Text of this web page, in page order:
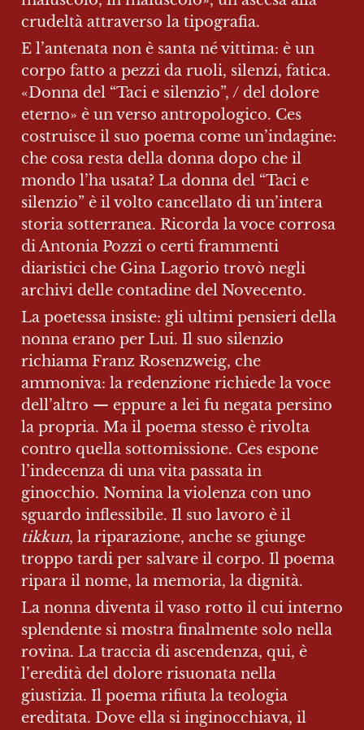
crudeltà attraverso la tipografia.
E l’antenata non è santa né vittima: è un
corpo fatto a pezzi da ruoli, silenzi, fatica.
«Donna del “Taci e silenzio”, / del dolore
eterno» è un verso antropologico. Ces
costruisce il suo poema come un’indagine:
che cosa resta della donna dopo che il
mondo l’ha usata? La donna del “Taci e
silenzio” è il volto cancellato di un’intera
storia sotterranea. Ricorda la voce corrosa
di Antonia Pozzi o certi frammenti
diaristici che Gina Lagorio trovò negli
archivi delle contadine del Novecento.
La poetessa insiste: gli ultimi pensieri della
nonna erano per Lui. Il suo silenzio
richiama Franz Rosenzweig, che
ammoniva: la redenzione richiede la voce
dell’altro — eppure a lei fu negata persino
la propria. Ma il poema stesso è rivolta
contro quella sottomissione. Ces espone
l’indecenza di una vita passata in
ginocchio. Nomina la violenza con uno
tikkun, la riparazione, anche se giunge
troppo tardi per salvare il corpo. Il poema
ripara il nome, la memoria, la dignità.
La nonna diventa il vaso rotto il cui interno
splendente si mostra finalmente solo nella
rovina. La traccia di ascendenza, qui, è
l’eredità del dolore risuonata nella
giustizia. Il poema rifiuta la teologia
ereditata. Dove ella si inginocchiava, il